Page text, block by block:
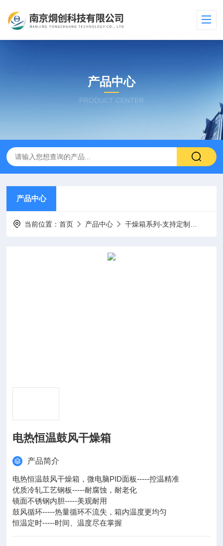
产品中心
PRODUCT CENTER
产品中心
当前位置：首页 产品中心 干燥箱系列-支持定制
电热恒温鼓风干燥箱
产品简介
电热恒温鼓风干燥箱，微电脑PID面板-----控温精准
优质冷轧工艺钢板-----耐腐蚀，耐老化
镜面不锈钢内胆-----美观耐用
鼓风循环-----热量循环不流失，箱内温度更均匀
恒温定时-----时间、温度尽在掌握